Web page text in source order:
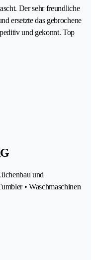
Der sehr freundliche
ersetzte das gebrochene
und gekonnt. Top
und
• Waschmaschinen